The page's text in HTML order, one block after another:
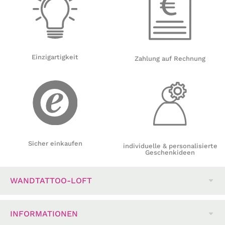
Einzigartigkeit
Sicher einkaufen
Zahlung auf Rechnung
individuelle & personalisierte
Geschenkideen
WANDTATTOO-LOFT
INFORMATIONEN